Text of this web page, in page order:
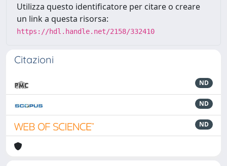
Utilizza questo identificatore per citare o creare
un link a questa risorsa:
https://hdl.handle.net/2158/332410
Citazioni
ND
ND
ND